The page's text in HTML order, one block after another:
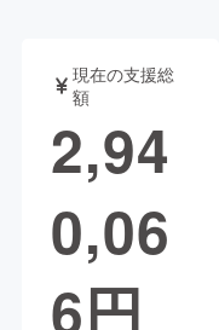
音楽
ゲーム・サ
現在の支援総
額
2,94
0,06
6円